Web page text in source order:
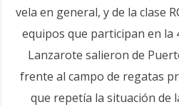
vela en general, y de la clase
equipos que participan en la
Lanzarote salieron de
frente al campo de regatas
que repetía la situación de